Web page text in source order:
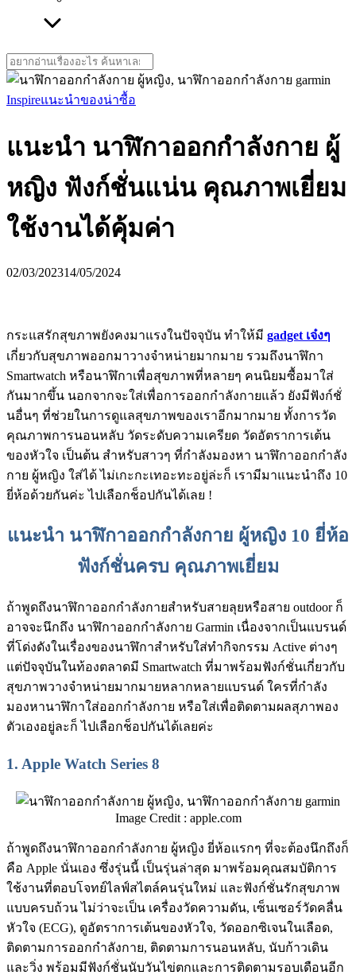
Search
for:
Inspireแนะนำของน่าซื้อ
แนะนำ นาฬิกาออกกำลังกาย ผู้
หญิง ฟังก์ชั่นแน่น คุณภาพเยี่ยม
ใช้งานได้คุ้มค่า
02/03/202314/05/2024
กระแสรักสุขภาพยังคงมาแรงในปัจจุบัน ทำให้มี gadget เจ๋งๆ
เกี่ยวกับสุขภาพออกมาวางจำหน่ายมากมาย รวมถึงนาฬิกา
Smartwatch หรือนาฬิกาเพื่อสุขภาพที่หลายๆ คนนิยมซื้อมาใส่
กันมากขึ้น นอกจากจะใส่เพื่อการออกกำลังกายแล้ว ยังมีฟังก์ชั่
นอื่นๆ ที่ช่วยในการดูแลสุขภาพของเราอีกมากมาย ทั้งการวัด
คุณภาพการนอนหลับ วัดระดับความเครียด วัดอัตราการเต้น
ของหัวใจ เป็นต้น สำหรับสาวๆ ที่กำลังมองหา นาฬิกาออกกําลัง
กาย ผู้หญิง ใส่ได้ ไม่เกะกะเทอะทะอยู่ล่ะก็ เรามีมาแนะนำถึง 10
ยี่ห้อด้วยกันค่ะ ไปเลือกช็อปกันได้เลย !
แนะนํา นาฬิกาออกกําลังกาย ผู้หญิง 10 ยี่ห้อ
ฟังก์ชั่นครบ คุณภาพเยี่ยม
ถ้าพูดถึงนาฬิกาออกกำลังกายสำหรับสายลุยหรือสาย outdoor ก็
อาจจะนึกถึง นาฬิกาออกกําลังกาย Garmin เนื่องจากเป็นแบรนด์
ที่โด่งดังในเรื่องของนาฬิกาสำหรับใส่ทำกิจกรรม Active ต่างๆ
แต่ปัจจุบันในท้องตลาดมี Smartwatch ที่มาพร้อมฟังก์ชั่นเกี่ยวกับ
สุขภาพวางจำหน่ายมากมายหลากหลายแบรนด์ ใครที่กำลัง
มองหานาฬิกาใส่ออกกำลังกาย หรือใส่เพื่อติดตามผลสุภาพอง
ตัวเองอยู่ละก็ ไปเลือกช็อปกันได้เลยค่ะ
1. Apple Watch Series 8
Image Credit : apple.com
ถ้าพูดถึงนาฬิกาออกกําลังกาย ผู้หญิง ยี่ห้อแรกๆ ที่จะต้องนึกถึงก็
คือ Apple นั่นเอง ซึ่งรุ่นนี้ เป็นรุ่นล่าสุด มาพร้อมคุณสมบัติการ
ใช้งานที่ตอบโจทย์ไลฟ์สไตล์คนรุ่นใหม่ และฟังก์ชั่นรักสุขภาพ
แบบครบถ้วน ไม่ว่าจะเป็น เครื่องวัดความดัน, เซ็นเซอร์วัดคลื่น
หัวใจ (ECG), ดูอัตราการเต้นของหัวใจ, วัดออกซิเจนในเลือด,
ติดตามการออกกำลังกาย, ติดตามการนอนหลับ, นับก้าวเดิน
และวิ่ง พร้อมมีฟังก์ชั่นนับวันไข่ตกและการติดตามรอบเดือนอีก